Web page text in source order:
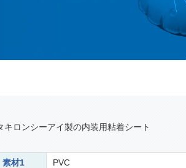
キロンシーアイ製の内装用粘着シート
素材1 PVC